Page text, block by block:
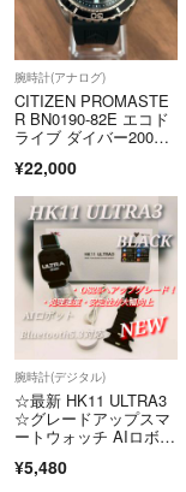
腕時計(アナログ)
CITIZEN PROMASTE
R BN0190-82E エコド
ライブ ダイバー200
ズン ソーラー メンズ
¥22,000
腕時計(デジタル)
☆最新 HK11 ULTRA3
☆グレードアップスマ
ートウォッチ AIロボッ
¥5,480